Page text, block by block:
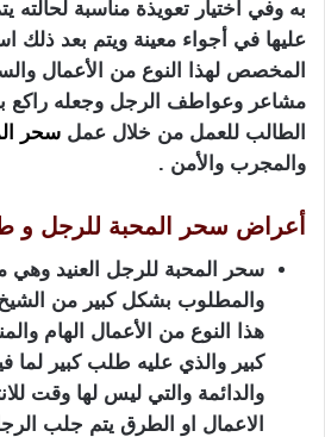
به وفي اختيار تعويذة مناسبة لحالته
عليها في أجواء معينة ويتم بعد ذلك
المخصص لهذا النوع من الأعمال
مشاعر وعواطف الرجل وجعله راكع
الطالب للعمل من خلال عمل سحر
والمجرب والأمن .
أعراض سحر المحبة للرجل و
سحر المحبة للرجل العنيد وهي
والمطلوب بشكل كبير من
هذا النوع من الأعمال الهام
كبير والذي عليه طلب كبير لما
والدائمة والتي ليس لها وقت
الاعمال او الطرق يتم جلب